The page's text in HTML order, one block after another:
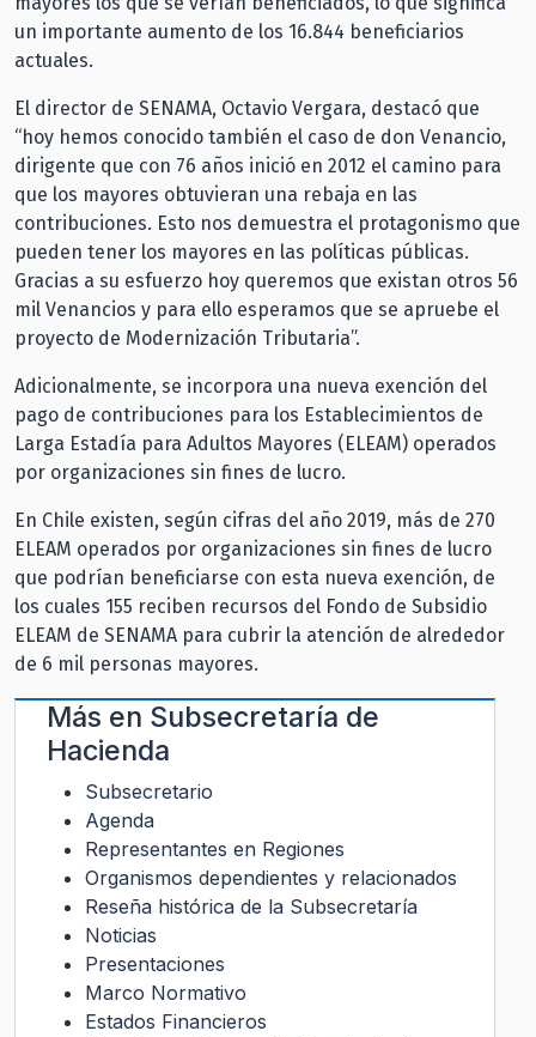
un importante aumento de los 16.844 beneficiarios
actuales.
El director de SENAMA, Octavio Vergara, destacó que
“hoy hemos conocido también el caso de don Venancio,
dirigente que con 76 años inició en 2012 el camino para
que los mayores obtuvieran una rebaja en las
contribuciones. Esto nos demuestra el protagonismo que
pueden tener los mayores en las políticas públicas.
Gracias a su esfuerzo hoy queremos que existan otros 56
mil Venancios y para ello esperamos que se apruebe el
proyecto de Modernización Tributaria”.
Adicionalmente, se incorpora una nueva exención del
pago de contribuciones para los Establecimientos de
Larga Estadía para Adultos Mayores (ELEAM) operados
por organizaciones sin fines de lucro.
En Chile existen, según cifras del año 2019, más de 270
ELEAM operados por organizaciones sin fines de lucro
que podrían beneficiarse con esta nueva exención, de
los cuales 155 reciben recursos del Fondo de Subsidio
ELEAM de SENAMA para cubrir la atención de alrededor
de 6 mil personas mayores.
Más en Subsecretaría de
Hacienda
Subsecretario
Agenda
Representantes en Regiones
Organismos dependientes y relacionados
Reseña histórica de la Subsecretaría
Noticias
Presentaciones
Marco Normativo
Estados Financieros